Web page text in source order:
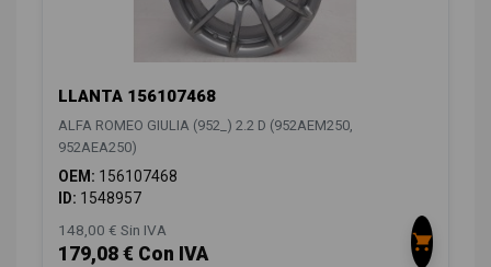
LLANTA 156107468
ALFA ROMEO GIULIA (952_) 2.2 D (952AEM250,
952AEA250)
OEM: 156107468
ID: 1548957
148,00 € Sin IVA
179,08 € Con IVA